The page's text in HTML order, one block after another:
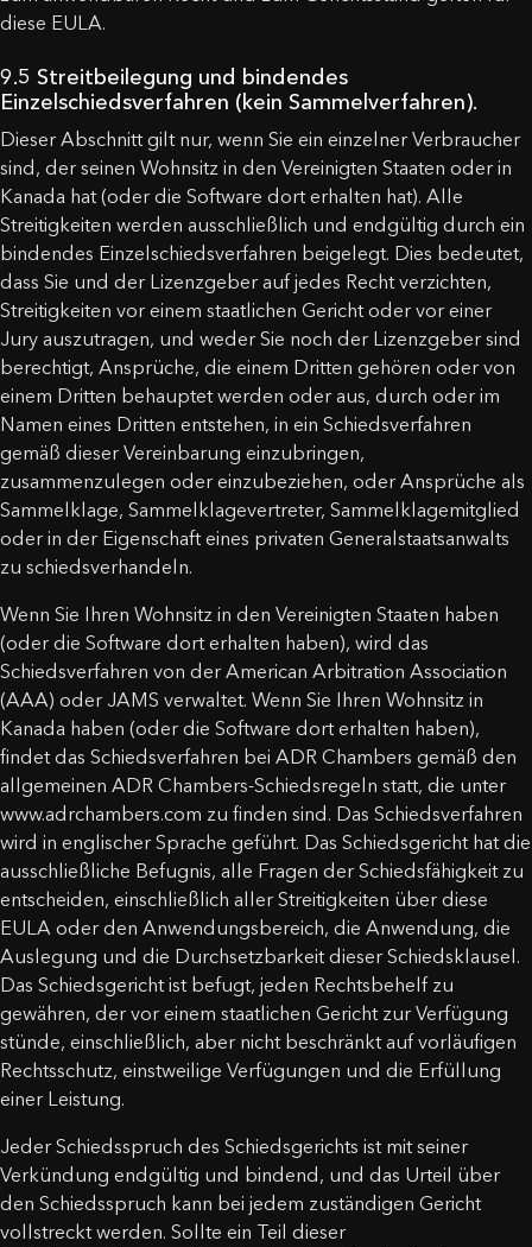
diese EULA.
9.5 Streitbeilegung und bindendes
Einzelschiedsverfahren (kein Sammelverfahren).
Dieser Abschnitt gilt nur, wenn Sie ein einzelner Verbraucher
sind, der seinen Wohnsitz in den Vereinigten Staaten oder in
Kanada hat (oder die Software dort erhalten hat). Alle
Streitigkeiten werden ausschließlich und endgültig durch ein
bindendes Einzelschiedsverfahren beigelegt. Dies bedeutet,
dass Sie und der Lizenzgeber auf jedes Recht verzichten,
Streitigkeiten vor einem staatlichen Gericht oder vor einer
Jury auszutragen, und weder Sie noch der Lizenzgeber sind
berechtigt, Ansprüche, die einem Dritten gehören oder von
einem Dritten behauptet werden oder aus, durch oder im
Namen eines Dritten entstehen, in ein Schiedsverfahren
gemäß dieser Vereinbarung einzubringen,
zusammenzulegen oder einzubeziehen, oder Ansprüche als
Sammelklage, Sammelklagevertreter, Sammelklagemitglied
oder in der Eigenschaft eines privaten Generalstaatsanwalts
zu schiedsverhandeln.
Wenn Sie Ihren Wohnsitz in den Vereinigten Staaten haben
(oder die Software dort erhalten haben), wird das
Schiedsverfahren von der American Arbitration Association
(AAA) oder JAMS verwaltet. Wenn Sie Ihren Wohnsitz in
Kanada haben (oder die Software dort erhalten haben),
findet das Schiedsverfahren bei ADR Chambers gemäß den
allgemeinen ADR Chambers-Schiedsregeln statt, die unter
www.adrchambers.com zu finden sind. Das Schiedsverfahren
wird in englischer Sprache geführt. Das Schiedsgericht hat die
ausschließliche Befugnis, alle Fragen der Schiedsfähigkeit zu
entscheiden, einschließlich aller Streitigkeiten über diese
EULA oder den Anwendungsbereich, die Anwendung, die
Auslegung und die Durchsetzbarkeit dieser Schiedsklausel.
Das Schiedsgericht ist befugt, jeden Rechtsbehelf zu
gewähren, der vor einem staatlichen Gericht zur Verfügung
stünde, einschließlich, aber nicht beschränkt auf vorläufigen
Rechtsschutz, einstweilige Verfügungen und die Erfüllung
einer Leistung.
Jeder Schiedsspruch des Schiedsgerichts ist mit seiner
Verkündung endgültig und bindend, und das Urteil über
den Schiedsspruch kann bei jedem zuständigen Gericht
vollstreckt werden. Sollte ein Teil dieser